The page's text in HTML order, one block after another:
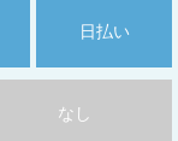
日払い
なし